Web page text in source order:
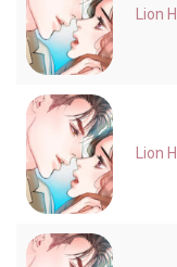
Lion
Lion